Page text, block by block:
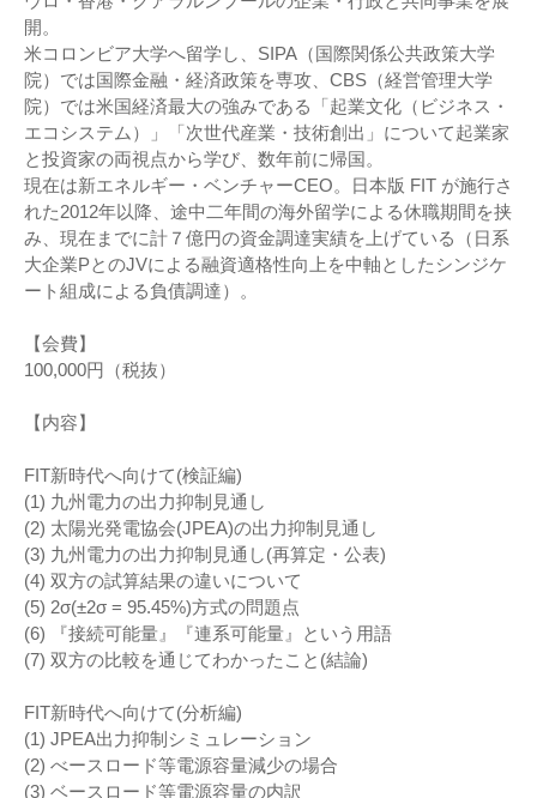
開。
米コロンビア大学へ留学し、SIPA（国際関係公共政策大学
院）では国際金融・経済政策を専攻、CBS（経営管理大学
院）では米国経済最大の強みである「起業文化（ビジネス・
エコシステム）」「次世代産業・技術創出」について起業家
と投資家の両視点から学び、数年前に帰国。
現在は新エネルギー・ベンチャーCEO。日本版 FIT が施行さ
れた2012年以降、途中二年間の海外留学による休職期間を挟
み、現在までに計７億円の資金調達実績を上げている（日系
大企業PとのJVによる融資適格性向上を中軸としたシンジケ
ート組成による負債調達）。
【会費】
100,000円（税抜）
【内容】
FIT新時代へ向けて(検証編)
(1) 九州電力の出力抑制見通し
(2) 太陽光発電協会(JPEA)の出力抑制見通し
(3) 九州電力の出力抑制見通し(再算定・公表)
(4) 双方の試算結果の違いについて
(5) 2σ(±2σ = 95.45%)方式の問題点
(6) 『接続可能量』『連系可能量』という用語
(7) 双方の比較を通じてわかったこと(結論)
FIT新時代へ向けて(分析編)
(1) JPEA出力抑制シミュレーション
(2) べースロード等電源容量減少の場合
(3) ベースロード等電源容量の内訳